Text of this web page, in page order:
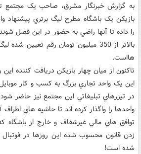
به گزارش خبرنگار مشرق، صاحب يک مجتمع
بازيکن يک باشگاه مطرح ليگ برتري
را داده تا آنها راضي به حضور در اين فصل
بالاتر از 350 ميليون تومان رقم تعيين
هااست.
تاکنون از ميان چهار بازيکن دريافت کننده
اين يک واحد تجاري بزرگ به کسب و کار
در تيزرهاي تبليغاتي اين مجتمع نيز حاضر
واحدها را واگذار کرده اند تا حاشيه هاي
توافق هاي مالي غيرشفاف و خارج از باشگاه
زدن قانون محسوب شده اين روزها در
شده است!